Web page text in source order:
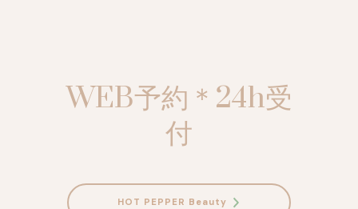
WEB予約＊24h受
付
HOT PEPPER Beauty